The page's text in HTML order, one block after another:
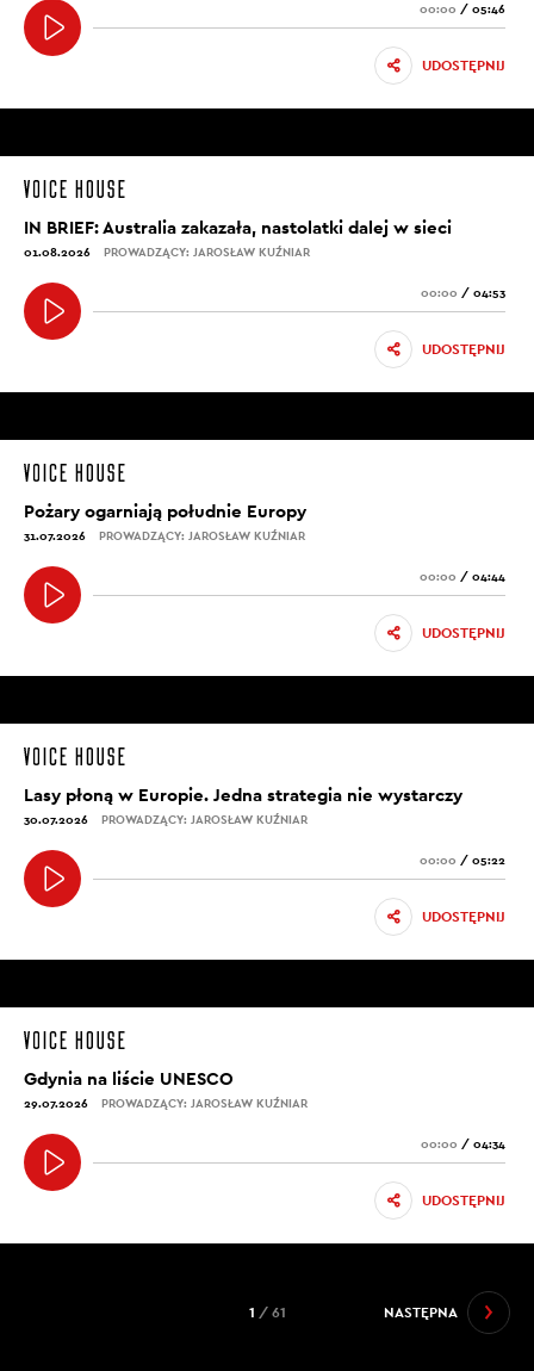
00:00 / 05:46
UDOSTĘPNIJ
IN BRIEF: Australia zakazała, nastolatki dalej w sieci
01.08.2026 PROWADZĄCY: JAROSŁAW KUŹNIAR
00:00 / 04:53
UDOSTĘPNIJ
Pożary ogarniają południe Europy
31.07.2026 PROWADZĄCY: JAROSŁAW KUŹNIAR
00:00 / 04:44
UDOSTĘPNIJ
Lasy płoną w Europie. Jedna strategia nie wystarczy
30.07.2026 PROWADZĄCY: JAROSŁAW KUŹNIAR
00:00 / 05:22
UDOSTĘPNIJ
Gdynia na liście UNESCO
29.07.2026 PROWADZĄCY: JAROSŁAW KUŹNIAR
00:00 / 04:34
UDOSTĘPNIJ
NASTĘPNA
1 / 61